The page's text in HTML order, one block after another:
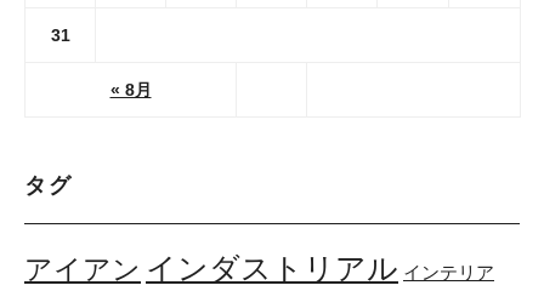
« 8月
31
タグ
アイアン インダストリアル インテリア